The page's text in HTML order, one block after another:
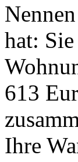
hat:
613
Ihre